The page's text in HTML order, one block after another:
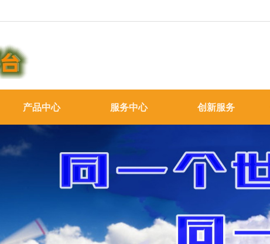
产品中心 服务中心 创新服务